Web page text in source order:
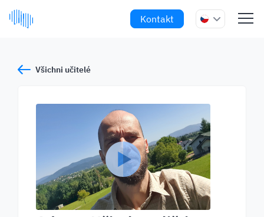
Kontakt
Všichni učitelé